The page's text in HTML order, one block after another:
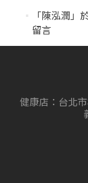
「陳泓潤 」
留言
健康店：台北